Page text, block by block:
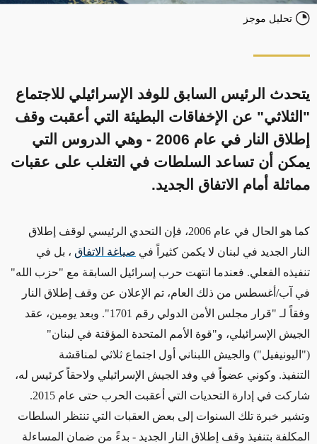
تحليل موجز
يتحدث الرئيس السابق للوفد الإسرائيلي للاجتماع
"الثلاثي" عن الإخفاقات البطيئة التي أعقبت وقف
إطلاق النار في عام 2006 - وهي الدروس التي
يمكن أن تساعد السلطات في التغلب على عقبات
مماثلة أمام الاتفاق الجديد.
كما هو الحال في عام 2006، فإن التحدي الرئيسي لوقف إطلاق
النار الجديد في لبنان لا يكمن كثيراً في صياغة الاتفاق ، بل في
تنفيذه الفعلي. فعندما انتهت حرب إسرائيل السابقة مع "حزب الله"
في آب/أغسطس من ذلك العام، تم الإعلان عن وقف إطلاق النار
وفقاً لـ "قرار مجلس الأمن الدولي رقم 1701". وبعد يومين، عقد
الجيش الإسرائيلي، و"قوة الأمم المتحدة المؤقتة في لبنان"
("اليونيفيل") والجيش اللبناني أول اجتماع ثلاثي لمناقشة
التنفيذ. وكوني عضواً في وفد الجيش الإسرائيلي ولاحقاً كرئيس له،
شاركت في إدارة التحديات التي أعقبت الحرب حتى عام 2015.
وتشير خبرة تلك السنوات إلى بعض العقبات التي تنتظر السلطات
المكلفة بتنفيذ وقف إطلاق النار الجديد - بدءً من ضمان المساءلة